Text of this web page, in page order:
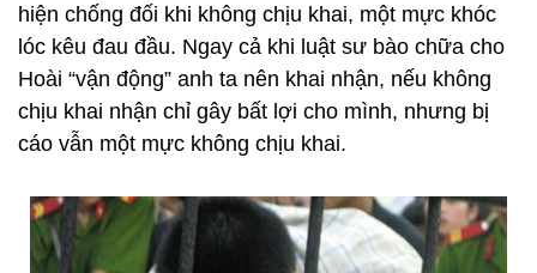
hiện chống đối khi không chịu khai, một mực khóc
lóc kêu đau đầu. Ngay cả khi luật sư bào chữa cho
Hoài “vận động” anh ta nên khai nhận, nếu không
chịu khai nhận chỉ gây bất lợi cho mình, nhưng bị
cáo vẫn một mực không chịu khai.